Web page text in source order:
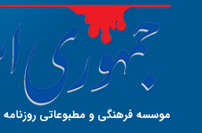
موسسه فرهنگی و مطبوعاتی